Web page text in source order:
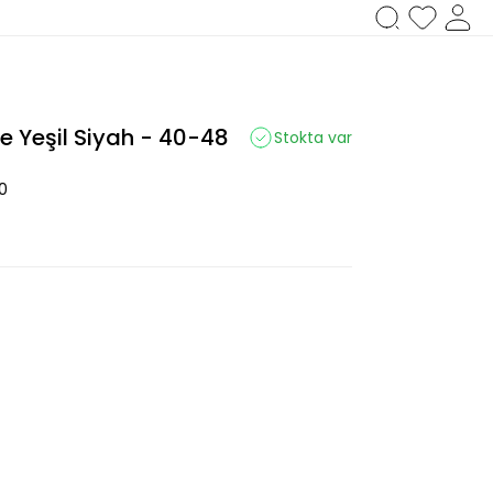
Yeşil Siyah - 40-48 Stokta var